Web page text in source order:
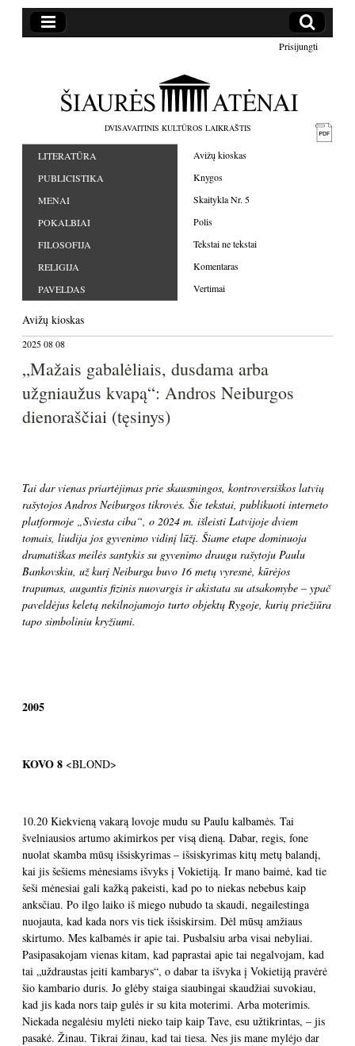
Prisijungti
DVISAVAITINIS KULTŪROS LAIKRAŠTIS
LITERATŪRA
PUBLICISTIKA
MENAI
POKALBIAI
FILOSOFIJA
RELIGIJA
PAVELDAS
Avižų kioskas
Knygos
Skaitykla Nr. 5
Polis
Tekstai ne tekstai
Komentaras
Vertimai
Avižų kioskas
2025 08 08
„Mažais gabalėliais, dusdama arba
užgniaužus kvapą“: Andros Neiburgos
dienoraščiai (tęsinys)
Tai dar vienas priartėjimas prie skausmingos, kontroversiškos latvių
rašytojos Andros Neiburgos tikrovės. Šie tekstai, publikuoti interneto
platformoje „Sviesta ciba“, o 2024 m. išleisti Latvijoje dviem
tomais, liudija jos gyvenimo vidinį lūžį. Šiame etape dominuoja
dramatiškas meilės santykis su gyvenimo draugu rašytoju Paulu
Bankovskiu, už kurį Neiburga buvo 16 metų vyresnė, kūrėjos
trapumas, augantis fizinis nuovargis ir akistata su atsakomybe – ypač
paveldėjus keletą nekilnojamojo turto objektų Rygoje, kurių priežiūra
tapo simboliniu kryžiumi.
2005
KOVO 8 <BLOND>
10.20 Kiekvieną vakarą lovoje mudu su Paulu kalbamės. Tai
švelniausios artumo akimirkos per visą dieną. Dabar, regis, fone
nuolat skamba mūsų išsiskyrimas – išsiskyrimas kitų metų balandį,
kai jis šešiems mėnesiams išvyks į Vokietiją. Ir mano baimė, kad tie
šeši mėnesiai gali kažką pakeisti, kad po to niekas nebebus kaip
anksčiau. Po ilgo laiko iš miego nubudo ta skaudi, negailestinga
nuojauta, kad kada nors vis tiek išsiskirsim. Dėl mūsų amžiaus
skirtumo. Mes kalbamės ir apie tai. Pusbalsiu arba visai nebyliai.
Pasipasakojam vienas kitam, kad paprastai apie tai negalvojam, kad
tai „uždraustas įeiti kambarys“, o dabar ta išvyka į Vokietiją pravėrė
šio kambario duris. Jo glėby staiga siaubingai skaudžiai suvokiau,
kad jis kada nors taip gulės ir su kita moterimi. Arba moterimis.
Niekada negalėsiu mylėti nieko taip kaip Tave, esu užtikrintas, – jis
pasakė. Žinau. Tikrai žinau, kad tai tiesa. Nes jis mane mylėjo dar